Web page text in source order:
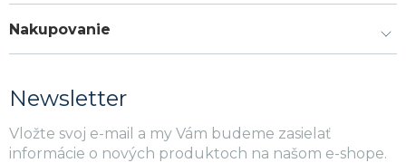
Nakupovanie
Newsletter
Vložte svoj e-mail a my Vám budeme zasielať
informácie o nových produktoch na našom e-shope.